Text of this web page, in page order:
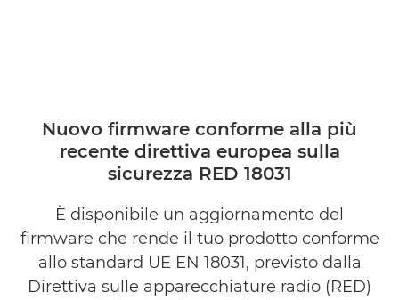
Nuovo firmware conforme alla più
recente direttiva europea sulla
sicurezza RED 18031
È disponibile un aggiornamento del
firmware che rende il tuo prodotto conforme
allo standard UE EN 18031, previsto dalla
Direttiva sulle apparecchiature radio (RED)